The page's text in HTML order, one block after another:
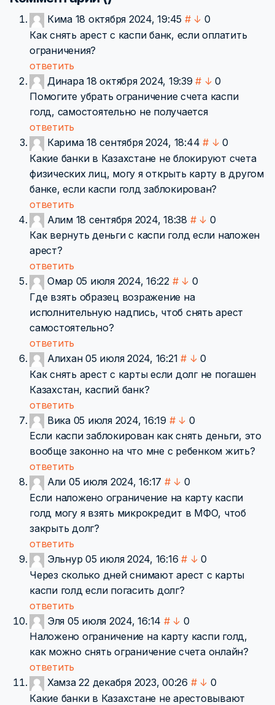
Кима 18 октября 2024, 19:45 # ↓ 0
Как снять арест с каспи банк, если оплатить
ограничения?
ответить
Динара 18 октября 2024, 19:39 # ↓ 0
Помогите убрать ограничение счета каспи
голд, самостоятельно не получается
ответить
Карима 18 сентября 2024, 18:44 # ↓ 0
Какие банки в Казахстане не блокируют счета
физических лиц, могу я открыть карту в другом
банке, если каспи голд заблокирован?
ответить
Алим 18 сентября 2024, 18:38 # ↓ 0
Как вернуть деньги с каспи голд если наложен
арест?
ответить
Омар 05 июля 2024, 16:22 # ↓ 0
Где взять образец возражение на
исполнительную надпись, чтоб снять арест
самостоятельно?
ответить
Алихан 05 июля 2024, 16:21 # ↓ 0
Как снять арест с карты если долг не погашен
Казахстан, каспий банк?
ответить
Вика 05 июля 2024, 16:19 # ↓ 0
Если каспи заблокирован как снять деньги, это
вообще законно на что мне с ребенком жить?
ответить
Али 05 июля 2024, 16:17 # ↓ 0
Если наложено ограничение на карту каспи
голд могу я взять микрокредит в МФО, чтоб
закрыть долг?
ответить
Эльнур 05 июля 2024, 16:16 # ↓ 0
Через сколько дней снимают арест с карты
каспи голд если погасить долг?
ответить
Эля 05 июля 2024, 16:14 # ↓ 0
Наложено ограничение на карту каспи голд,
как можно снять ограничение счета онлайн?
ответить
Хамза 22 декабря 2023, 00:26 # ↓ 0
Какие банки в Казахстане не арестовывают